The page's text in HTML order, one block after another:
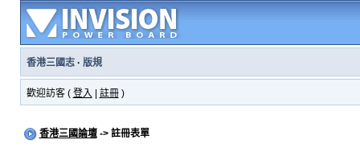
香港三國志· 版規
歡迎訪客 ( 登入 註冊)
香港三國論壇-> 註冊表單